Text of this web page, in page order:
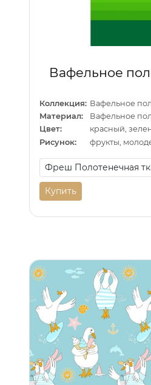
Вафельное
Коллекция: Вафельное
Материал:
Вафельное
Цвет:
красный,
Рисунок:
фрукты,
Купить